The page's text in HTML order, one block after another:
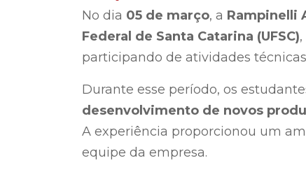
No dia 05 de março, a Rampinelli
Federal de Santa Catarina (UFSC),
participando de atividades
Durante esse período, os
desenvolvimento de novos
A experiência proporcionou um
equipe da empresa.